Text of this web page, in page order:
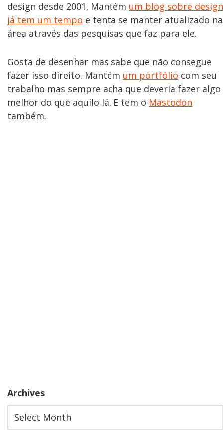
design desde 2001. Mantém um blog sobre design
já tem um tempo e tenta se manter atualizado na
área através das pesquisas que faz para ele.
Gosta de desenhar mas sabe que não consegue
fazer isso direito. Mantém um portfólio com seu
trabalho mas sempre acha que deveria fazer algo
melhor do que aquilo lá. E tem o Mastodon
também.
Archives